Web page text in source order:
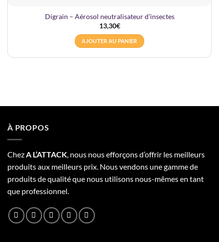
Digrain – Aérosol neutralisateur d’insectes
13,30€
AJOUTER AU PANIER
À PROPOS
Chez A L’ATTACK , nous nous efforçons d’offrir les meilleurs
produits aux meilleurs prix. Nous vendons une gamme de
produits de qualité que nous utilisons nous-mêmes en tant
que professionnel.